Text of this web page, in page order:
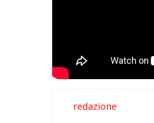
redazione